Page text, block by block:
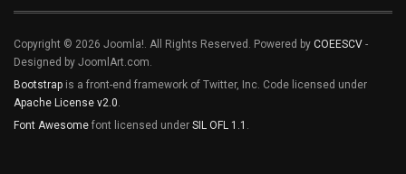
Copyright © 2026 Joomla!. All Rights Reserved. Powered by COEESCV -
Designed by JoomlArt.com.
Bootstrap is a front-end framework of Twitter, Inc. Code licensed under
Apache License v2.0
Font Awesome font licensed under SIL OFL 1.1